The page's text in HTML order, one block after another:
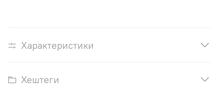
Характеристики
Хештеги